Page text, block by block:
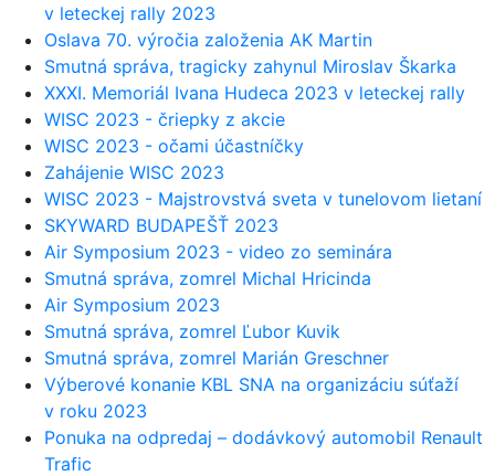
v leteckej rally 2023
Oslava 70. výročia založenia AK Martin
Smutná správa, tragicky zahynul Miroslav Škarka
XXXI. Memoriál Ivana Hudeca 2023 v leteckej rally
WISC 2023 - čriepky z akcie
WISC 2023 - očami účastníčky
Zahájenie WISC 2023
WISC 2023 - Majstrovstvá sveta v tunelovom lietaní
SKYWARD BUDAPEŠŤ 2023
Air Symposium 2023 - video zo seminára
Smutná správa, zomrel Michal Hricinda
Air Symposium 2023
Smutná správa, zomrel Ľubor Kuvik
Smutná správa, zomrel Marián Greschner
Výberové konanie KBL SNA na organizáciu súťaží
v roku 2023
Ponuka na odpredaj – dodávkový automobil Renault
Trafic